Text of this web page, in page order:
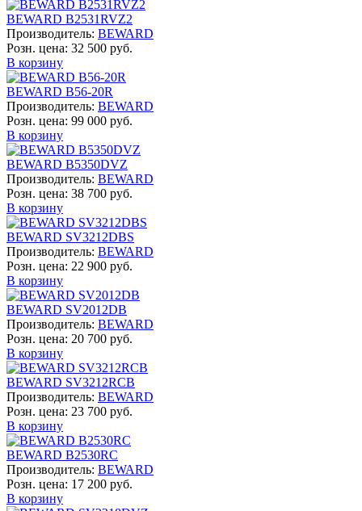
BEWARD B2531RVZ2
Производитель: BEWARD
Розн. цена: 32 500 руб.
В корзину
BEWARD B56-20R
Производитель: BEWARD
Розн. цена: 99 000 руб.
В корзину
BEWARD B5350DVZ
Производитель: BEWARD
Розн. цена: 38 700 руб.
В корзину
BEWARD SV3212DBS
Производитель: BEWARD
Розн. цена: 22 900 руб.
В корзину
BEWARD SV2012DB
Производитель: BEWARD
Розн. цена: 20 700 руб.
В корзину
BEWARD SV3212RCB
Производитель: BEWARD
Розн. цена: 23 700 руб.
В корзину
BEWARD B2530RC
Производитель: BEWARD
Розн. цена: 17 200 руб.
В корзину